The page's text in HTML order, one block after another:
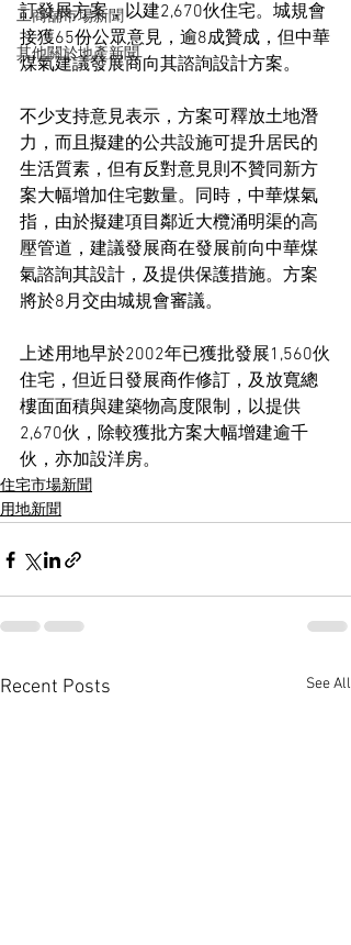
工商舖市場新聞
其他關於地產新聞
訂發展方案，以建2,670伙住宅。城規會
接獲65份公眾意見，逾8成贊成，但中華
煤氣建議發展商向其諮詢設計方案。
不少支持意見表示，方案可釋放土地潛
力，而且擬建的公共設施可提升居民的
生活質素，但有反對意見則不贊同新方
案大幅增加住宅數量。同時，中華煤氣
指，由於擬建項目鄰近大欖涌明渠的高
壓管道，建議發展商在發展前向中華煤
氣諮詢其設計，及提供保護措施。方案
將於8月交由城規會審議。
上述用地早於2002年已獲批發展1,560伙
住宅，但近日發展商作修訂，及放寬總
樓面面積與建築物高度限制，以提供
2,670伙，除較獲批方案大幅增建逾千
伙，亦加設洋房。
住宅市場新聞
用地新聞
Recent Posts See All